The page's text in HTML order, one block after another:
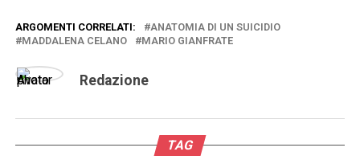
ARGOMENTI CORRELATI:
ANATOMIA DI UN SUICIDIO
MADDALENA CELANO
MARIO GIANFRATE
Redazione
TAG